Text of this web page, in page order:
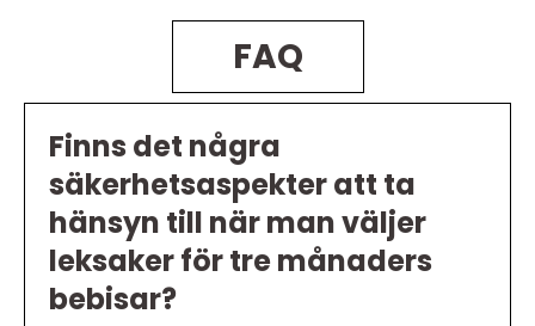
FAQ
Finns det några
säkerhetsaspekter att ta
hänsyn till när man väljer
leksaker för tre månaders
bebisar?